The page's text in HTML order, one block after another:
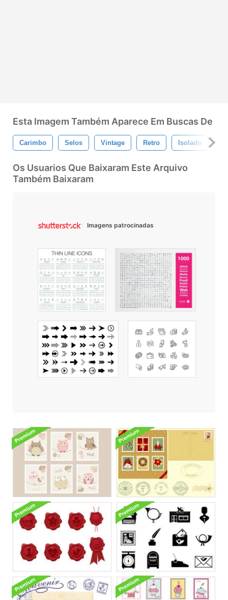
Esta Imagem Também Aparece Em Buscas De
Carimbo Selos Vintage Retro Isolado
Os Usuarios Que Baixaram Este Arquivo
Também Baixaram
Imagens patrocinadas